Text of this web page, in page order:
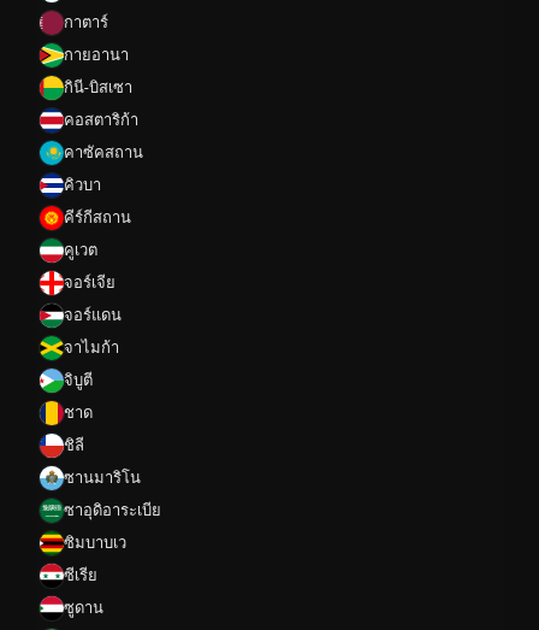
กาตาร์
กายอานา
กินี-บิสเซา
คอสตาริก้า
คาซัคสถาน
คิวบา
คีร์กีสถาน
คูเวต
จอร์เจีย
จอร์แดน
จาไมก้า
จิบูตี
ชาด
ชิลี
ซานมาริโน
ซาอุดิอาระเบีย
ซิมบาบเว
ซีเรีย
ซูดาน